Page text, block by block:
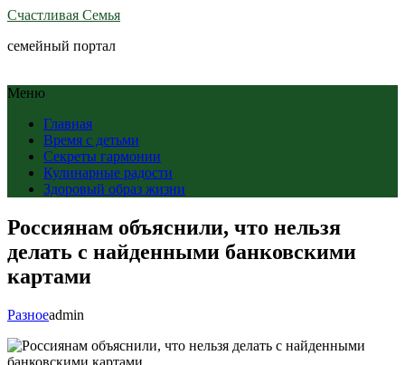
Счастливая Семья
семейный портал
Меню
Главная
Время с детьми
Секреты гармонии
Кулинарные радости
Здоровый образ жизни
Россиянам объяснили, что нельзя
делать с найденными банковскими
картами
Разноеadmin